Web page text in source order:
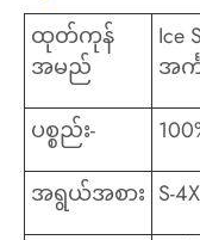
ထုတ်ကုန်
အမည်
Ice
အင်္
ပစ္စည်း-
အရွယ်အစား S-